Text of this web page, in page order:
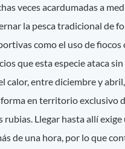
veces acardumadas a
la pesca tradicional de
como el uso de fiocos
que esta especie ataca
calor, entre diciembre y
en territorio exclusivo
rubias. Llegar hasta allí exige
de una hora, por lo que